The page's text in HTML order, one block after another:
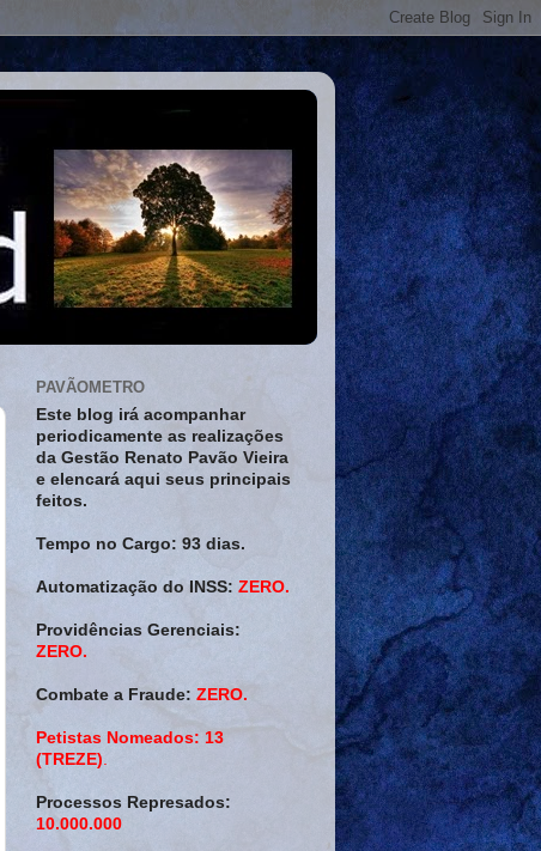
PAVÃOMETRO
Este blog irá acompanhar
periodicamente as realizações
da Gestão Renato Pavão Vieira
e elencará aqui seus principais
feitos.
Tempo no Cargo: 93 dias.
Automatização do INSS: ZERO.
Providências Gerenciais:
ZERO.
Combate a Fraude: ZERO.
Petistas Nomeados: 13
(TREZE)
Processos Represados:
10.000.000